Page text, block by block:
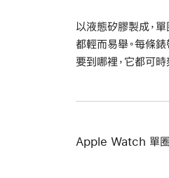
以液態矽膠製成，
都輕而易舉。每條
要到哪裡，它都可時
Apple Watch 單